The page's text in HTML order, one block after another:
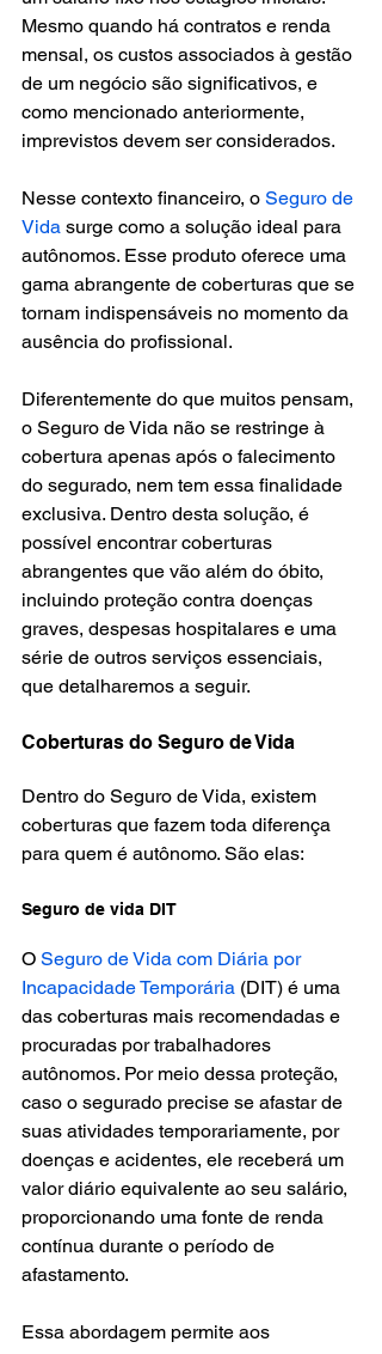
Mesmo quando há contratos e renda
mensal, os custos associados à gestão
de um negócio são significativos, e
como mencionado anteriormente,
imprevistos devem ser considerados.
Nesse contexto financeiro, o Seguro de
Vida surge como a solução ideal para
autônomos. Esse produto oferece uma
gama abrangente de coberturas que se
tornam indispensáveis no momento da
ausência do profissional.
Diferentemente do que muitos pensam,
o Seguro de Vida não se restringe à
cobertura apenas após o falecimento
do segurado, nem tem essa finalidade
exclusiva. Dentro desta solução, é
possível encontrar coberturas
abrangentes que vão além do óbito,
incluindo proteção contra doenças
graves, despesas hospitalares e uma
série de outros serviços essenciais,
que detalharemos a seguir.
Coberturas do Seguro de Vida
Dentro do Seguro de Vida, existem
coberturas que fazem toda diferença
para quem é autônomo. São elas:
Seguro de vida DIT
O Seguro de Vida com Diária por
Incapacidade Temporária (DIT) é uma
das coberturas mais recomendadas e
procuradas por trabalhadores
autônomos. Por meio dessa proteção,
caso o segurado precise se afastar de
suas atividades temporariamente, por
doenças e acidentes, ele receberá um
valor diário equivalente ao seu salário,
proporcionando uma fonte de renda
contínua durante o período de
afastamento.
Essa abordagem permite aos